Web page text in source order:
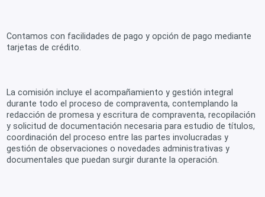
Contamos con facilidades de pago y opción de pago mediante
tarjetas de crédito.
La comisión incluye el acompañamiento y gestión integral
durante todo el proceso de compraventa, contemplando la
redacción de promesa y escritura de compraventa, recopilación
y solicitud de documentación necesaria para estudio de títulos,
coordinación del proceso entre las partes involucradas y
gestión de observaciones o novedades administrativas y
documentales que puedan surgir durante la operación.